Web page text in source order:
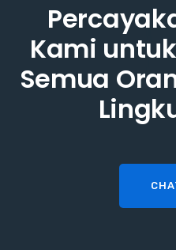
Kami
Semua